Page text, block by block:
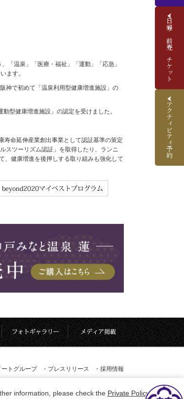
日帰り前売りチケット
アクティビティ予約
「温泉」「医療・福祉」「運動」「応急」
ます。
神で初めて「温泉利用型健康増進施設」の
型健康増進施設」の認定を受けました。
寿命延伸産業創出事業として認証基準の策定
スツーリズム認証」を取得したり、ランニ
、健康増進を後押しする取り組みも強化して
ートグループ ・ プレスリリース ・ 採用情報
information, please check the Private Policy.